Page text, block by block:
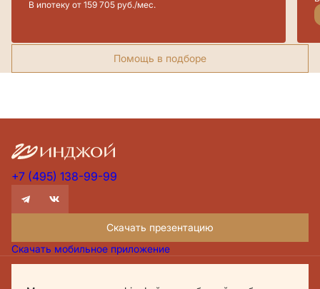
В ипотеку от 159 705 руб./мес.
Помощь в подборе
+7 (495) 138-99-99
Скачать презентацию
Скачать мобильное приложение